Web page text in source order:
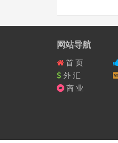
网站导航
首 页
外 汇
商 业